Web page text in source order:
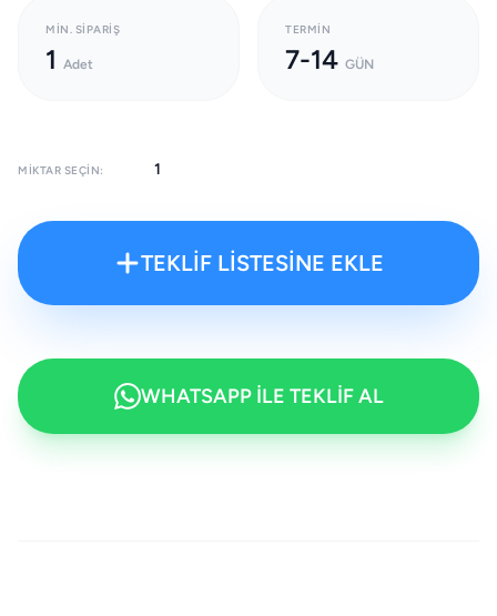
MIN. SIPARIŞ
1 Adet
TERMIN
7-14 GÜN
MIKTAR SEÇIN:
TEKLİF LİSTESİNE EKLE
WHATSAPP İLE TEKLİF AL